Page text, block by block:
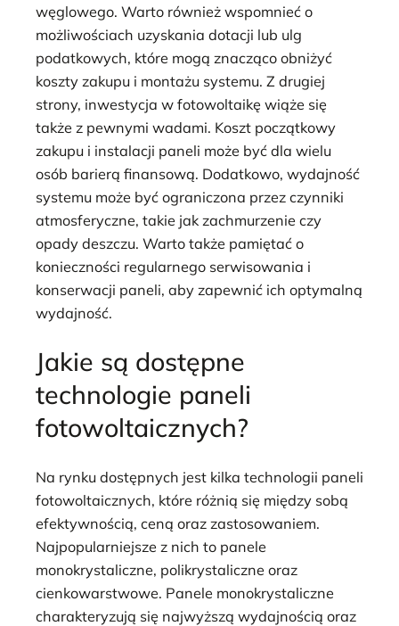
węglowego. Warto również wspomnieć o
możliwościach uzyskania dotacji lub ulg
podatkowych, które mogą znacząco obniżyć
koszty zakupu i montażu systemu. Z drugiej
strony, inwestycja w fotowoltaikę wiąże się
także z pewnymi wadami. Koszt początkowy
zakupu i instalacji paneli może być dla wielu
osób barierą finansową. Dodatkowo, wydajność
systemu może być ograniczona przez czynniki
atmosferyczne, takie jak zachmurzenie czy
opady deszczu. Warto także pamiętać o
konieczności regularnego serwisowania i
konserwacji paneli, aby zapewnić ich optymalną
wydajność.
Jakie są dostępne
technologie paneli
fotowoltaicznych?
Na rynku dostępnych jest kilka technologii paneli
fotowoltaicznych, które różnią się między sobą
efektywnością, ceną oraz zastosowaniem.
Najpopularniejsze z nich to panele
monokrystaliczne, polikrystaliczne oraz
cienkowarstwowe. Panele monokrystaliczne
charakteryzują się najwyższą wydajnością oraz